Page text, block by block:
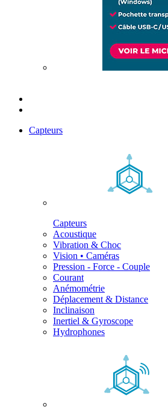
Capteurs
Capteurs
Acoustique
Vibration & Choc
Vision • Caméras
Pression - Force - Couple
Courant
Anémométrie
Déplacement & Distance
Inclinaison
Inertiel & Gyroscope
Hydrophones